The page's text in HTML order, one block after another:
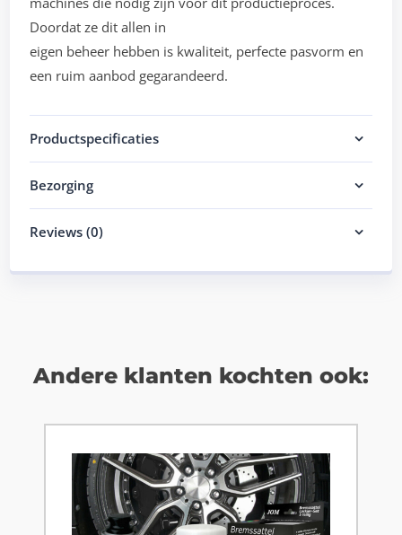
Doordat ze dit allen in
eigen beheer hebben is kwaliteit, perfecte pasvorm en
een ruim aanbod gegarandeerd.
Productspecificaties
Bezorging
Reviews (0)
Andere klanten kochten ook: